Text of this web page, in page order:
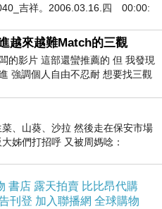
吉祥。2006.03.16.四 00:00:
越來越難Match的三觀
的影片 這部還蠻推薦的 但 我發現
強調個人自由不忍耐 想要找三觀
象 連朋友都超
、山葵、沙拉 然後走在保安市場
姊們打招呼 又被周媽唸：
書店 露天拍賣 比比昂代購
刊登 加入聯播網 全球購物